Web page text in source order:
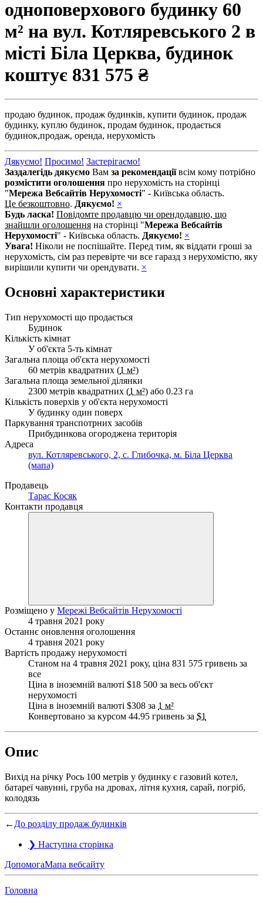
одноповерхового будинку 60
м² на вул. Котляревського 2 в
місті Біла Церква, будинок
коштує 831 575 ₴
продаю будинок, продаж будинків, купити будинок, продаж
будинку, куплю будинок, продам будинок, продається
будинок,продаж, оренда, нерухомість
Дякуємо! Просимо! Застерігаємо!
Заздалегідь дякуємо Вам за рекомендаціївсім кому потрібно
розмістити оголошення про нерухомість на сторінці
"Мережа Вебсайтів Нерухомості" - Київська область.
Це безкоштовно. Дякуємо! ×
Будь ласка! Повідомте продавцю чи орендодавцю, що
знайшли оголошення на сторінці "Мережа Вебсайтів
Нерухомості" - Київська область. Дякуємо! ×
Увага! Ніколи не поспішайте. Перед тим, як віддати гроші за
нерухомість, сім раз перевірте чи все гаразд з нерухомістю, яку
вирішили купити чи орендувати. ×
Основні характеристики
Тип нерухомості що продається
Будинок
Кількість кімнат
У об'єкта 5-ть кімнат
Загальна площа об'єкта нерухомості
60 метрів квадратних (1 м²)
Загальна площа земельної ділянки
2300 метрів квадратних (1 м²) або 0.23 га
Кількість поверхів у об'єкта нерухомості
У будинку один поверх
Паркування транспотрних засобів
Прибудинкова огороджена територія
Адреса
вул. Котляревського, 2, с. Глибочка, м. Біла Церква
(мапа)
Продавець
Тарас Косяк
Контакти продавця
Розміщено у Мережі Вебсайтів Нерухомості
4 травня 2021 року
Останнє оновлення оголошення
4 травня 2021 року
Вартість продажу нерухомості
Станом на 4 травня 2021 року, ціна 831 575 гривень за
все
Ціна в іноземній валюті $18 500 за весь об'єкт
нерухомості
Ціна в іноземній валюті $308 за 1 м²
Конвертовано за курсом 44.95 гривень за $1
Опис
Вихід на річку Рось 100 метрів у будинку є газовий котел,
батареї чавунні, груба на дровах, літня кухня, сарай, погріб,
колодязь
← До розділу продаж будинків
❯ Наступна сторінка
ДопомогаМапа вебсайту
Головна